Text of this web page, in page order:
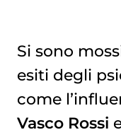
Si sono
esiti degli
come
Vasco Rossi